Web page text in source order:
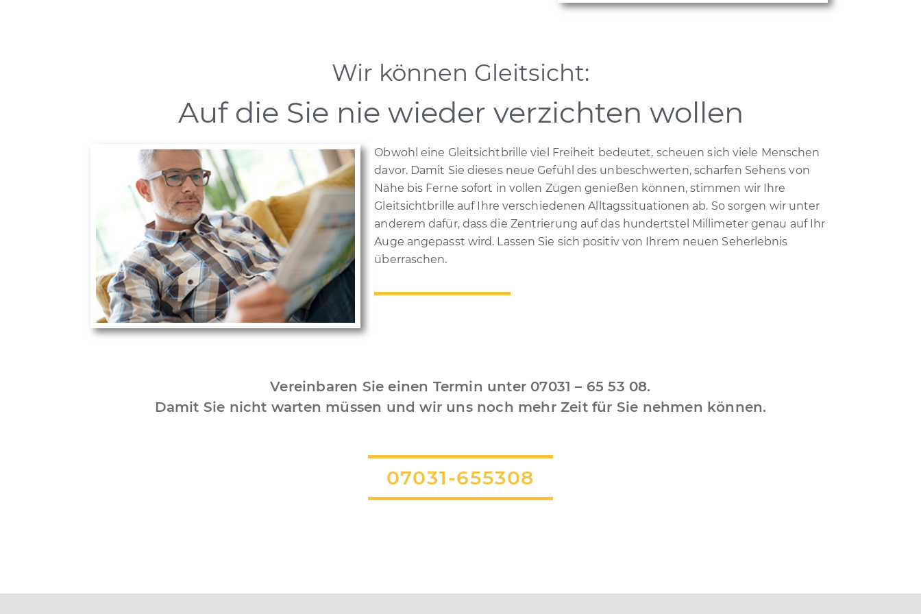
Wir können Gleitsicht:
Auf die Sie nie wieder verzichten wollen
Obwohl eine Gleitsichtbrille viel Freiheit bedeutet, scheuen sich viele Menschen
davor. Damit Sie dieses neue Gefühl des unbeschwerten, scharfen Sehens von
Nähe bis Ferne sofort in vollen Zügen genießen können, stimmen wir Ihre
Gleitsichtbrille auf Ihre verschiedenen Alltagssituationen ab. So sorgen wir unter
anderem dafür, dass die Zentrierung auf das hundertstel Millimeter genau auf Ihr
Auge angepasst wird. Lassen Sie sich positiv von Ihrem neuen Seherlebnis
überraschen.
Vereinbaren Sie einen Termin unter 07031 – 65 53 08.
Damit Sie nicht warten müssen und wir uns noch mehr Zeit für Sie nehmen können.
07031-655308